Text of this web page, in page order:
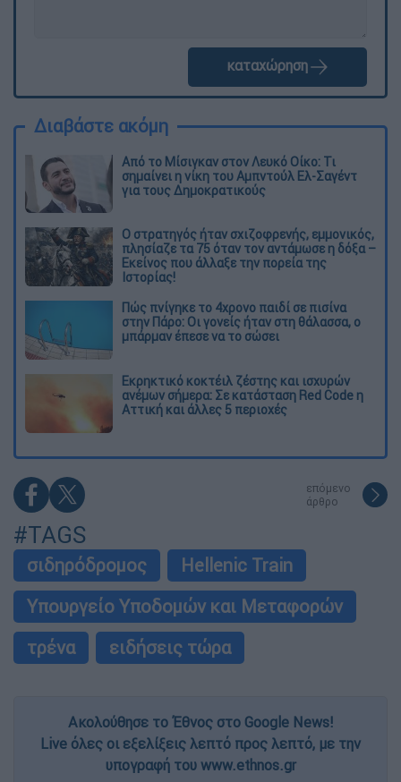
καταχώρηση
Διαβάστε ακόμη
Από το Μίσιγκαν στον Λευκό Οίκο: Τι
σημαίνει η νίκη του Αμπντούλ Ελ-Σαγέντ
για τους Δημοκρατικούς
O στρατηγός ήταν σχιζοφρενής, εμμονικός,
πλησίαζε τα 75 όταν τον αντάμωσε η δόξα –
Εκείνος που άλλαξε την πορεία της
Ιστορίας!
Πώς πνίγηκε το 4χρονο παιδί σε πισίνα
στην Πάρο: Οι γονείς ήταν στη θάλασσα, ο
μπάρμαν έπεσε να το σώσει
Εκρηκτικό κοκτέιλ ζέστης και ισχυρών
ανέμων σήμερα: Σε κατάσταση Red Code η
Αττική και άλλες 5 περιοχές
επόμενο
άρθρο
#TAGS
σιδηρόδρομος
Hellenic Train
Υπουργείο Υποδομών και Μεταφορών
τρένα
ειδήσεις τώρα
Ακολούθησε το Έθνος στο Google News!
Live όλες οι εξελίξεις λεπτό προς λεπτό, με την
υπογραφή του www.ethnos.gr